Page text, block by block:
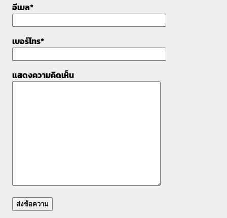
อีเมล*
เบอร์โทร*
แสดงความคิดเห็น